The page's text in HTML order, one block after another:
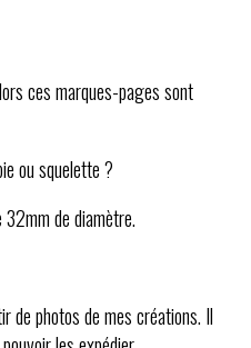
ces marques-pages sont
ou squelette ?
de diamètre.
de photos de mes créations. Il